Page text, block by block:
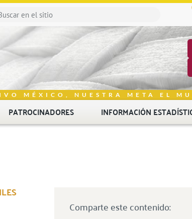
MÉXICO, NUESTRA META EL
PATROCINADORES INFORMACIÓN
Comparte este contenido: